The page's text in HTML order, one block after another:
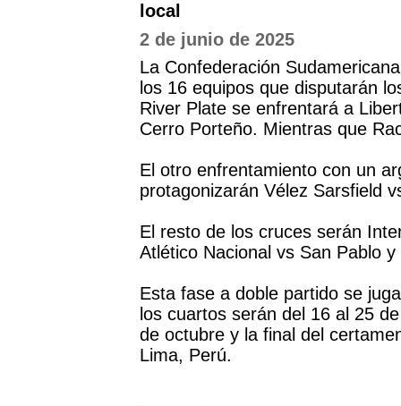
local
2 de junio de 2025
La Confederación
los 16 equipos que disputarán
River Plate se enfrentará a
Cerro Porteño. Mientras que
El otro enfrentamiento con un
protagonizarán Vélez Sarsfield
El resto de los cruces serán
Atlético Nacional vs San Pablo
Esta fase a doble partido se
los cuartos serán del 16 al 25
de octubre y la final del
Lima, Perú.